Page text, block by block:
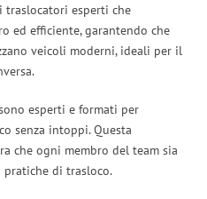
traslocatori esperti che
ed efficiente, garantendo che
veicoli moderni, ideali per il
esperti e formati per
senza intoppi. Questa
che ogni membro del team sia
pratiche di trasloco.